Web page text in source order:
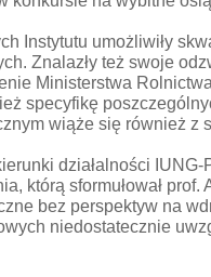
Instytutu umożliwiły
Znalazły też swoje
Ministerstwa
specyfikę
wiąże się również
działalności
którą sformułował
bez perspektyw na
niedostatecznie